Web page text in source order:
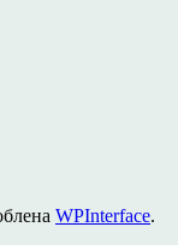
WPInterface.